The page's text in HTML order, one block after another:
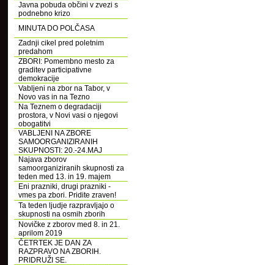
Javna pobuda občini v zvezi s
podnebno krizo
MINUTA DO POLČASA
Zadnji cikel pred poletnim
predahom
ZBORI: Pomembno mesto za
graditev participativne
demokracije
Vabljeni na zbor na Tabor, v
Novo vas in na Tezno
Na Teznem o degradaciji
prostora, v Novi vasi o njegovi
obogatitvi
VABLJENI NA ZBORE
SAMOORGANIZIRANIH
SKUPNOSTI: 20.-24.MAJ
Najava zborov
samoorganiziranih skupnosti za
teden med 13. in 19. majem
Eni prazniki, drugi prazniki -
vmes pa zbori. Pridite zraven!
Ta teden ljudje razpravljajo o
skupnosti na osmih zborih
Novičke z zborov med 8. in 21.
aprilom 2019
ČETRTEK JE DAN ZA
RAZPRAVO NA ZBORIH.
PRIDRUŽI SE.